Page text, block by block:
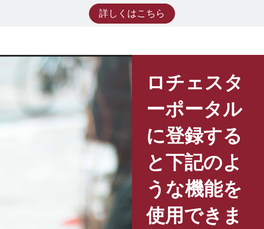
詳しくはこちら
ロチェスタ
ーポータル
に登録する
と下記のよ
うな機能を
使用できま